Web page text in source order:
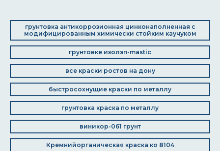
грунтовка антикоррозионная цинконаполненная с
модифицированным химически стойким каучуком
грунтовке изолэп-mastic
все краски ростов на дону
быстросохнущие краски по металлу
грунтовка краска по металлу
виникор-061 грунт
Кремнийорганическая краска ко 8104